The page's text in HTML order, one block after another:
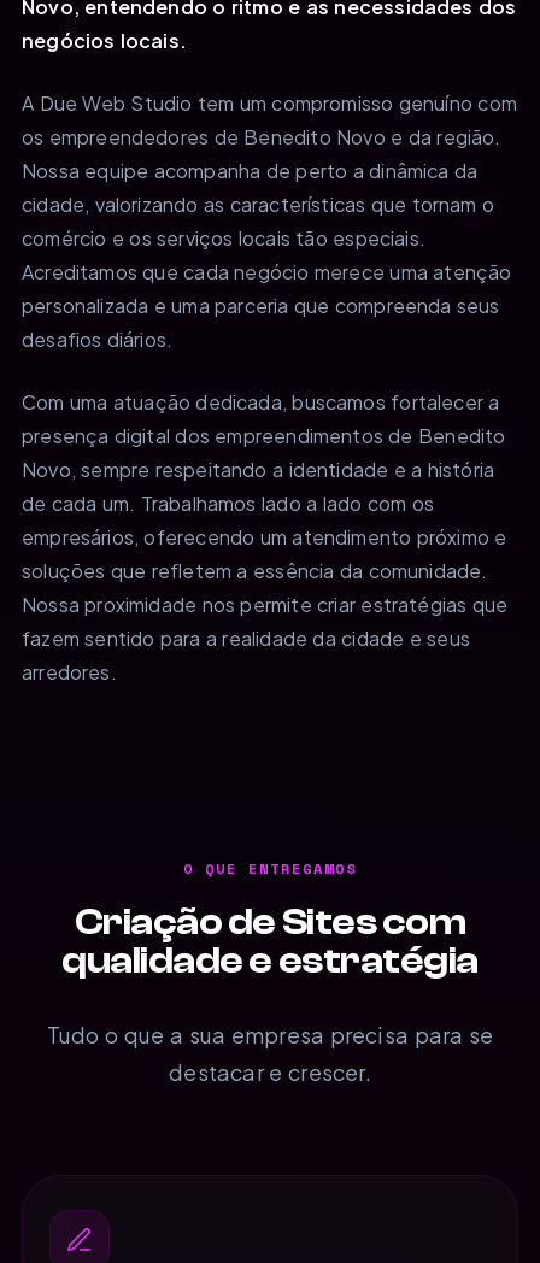
Novo, entendendo o ritmo e as necessidades dos
negócios locais.
A Due Web Studio tem um compromisso genuíno com
os empreendedores de Benedito Novo e da região.
Nossa equipe acompanha de perto a dinâmica da
cidade, valorizando as características que tornam o
comércio e os serviços locais tão especiais.
Acreditamos que cada negócio merece uma atenção
personalizada e uma parceria que compreenda seus
desafios diários.
Com uma atuação dedicada, buscamos fortalecer a
presença digital dos empreendimentos de Benedito
Novo, sempre respeitando a identidade e a história
de cada um. Trabalhamos lado a lado com os
empresários, oferecendo um atendimento próximo e
soluções que refletem a essência da comunidade.
Nossa proximidade nos permite criar estratégias que
fazem sentido para a realidade da cidade e seus
arredores.
O QUE ENTREGAMOS
Criação de Sites com
qualidade e estratégia
Tudo o que a sua empresa precisa para se
destacar e crescer.